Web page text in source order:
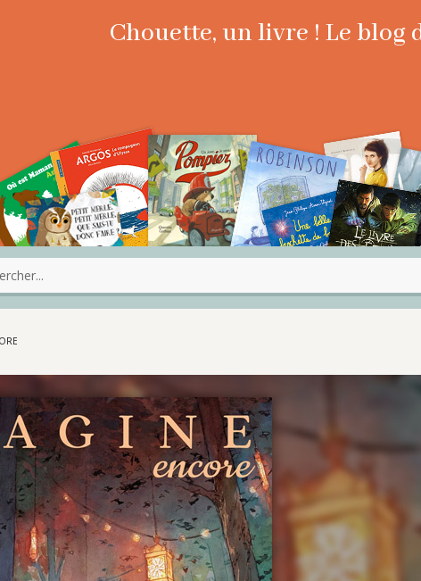
Chouette, un livre ! Le blog